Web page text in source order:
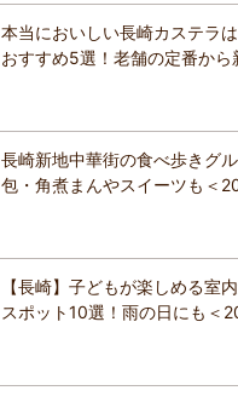
本当においしい長崎カステラ
おすすめ5選！老舗の定番から
長崎新地中華街の食べ歩きグ
包・角煮まんやスイーツも＜
【長崎】子どもが楽しめる室
スポット10選！雨の日にも＜